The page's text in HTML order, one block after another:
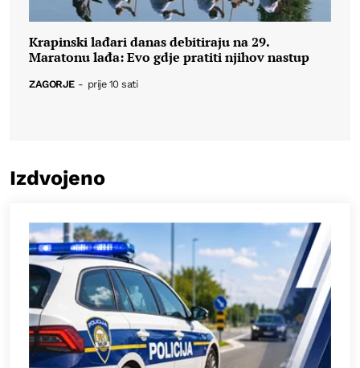
Krapinski lađari danas debitiraju na 29.
Maratonu lađa: Evo gdje pratiti njihov nastup
ZAGORJE - prije 10 sati
Izdvojeno